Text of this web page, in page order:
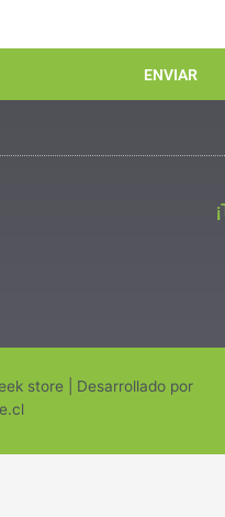
ENVIAR
store | Desarrollado por